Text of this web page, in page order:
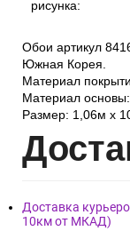
рисунка:
Обои артикул
Южная Корея.
Материал
Материал
Размер: 1,06м х
Дост
Доставка
10км от МКАД)